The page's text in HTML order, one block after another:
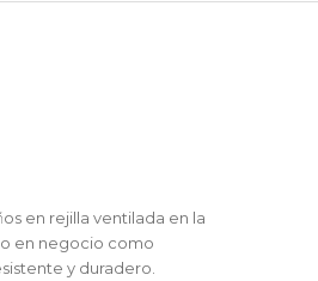
en rejilla ventilada en la
en negocio como
y duradero.